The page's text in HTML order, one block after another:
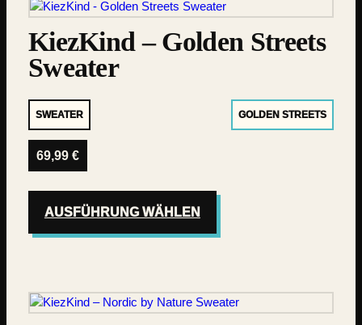
KiezKind – Golden Streets
Sweater
SWEATER GOLDEN STREETS
69,99 €
AUSFÜHRUNG WÄHLEN